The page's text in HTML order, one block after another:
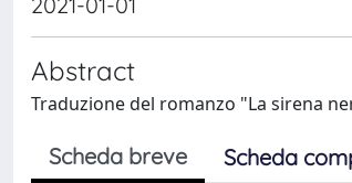
Abstract
Traduzione del romanzo "La sirena
Scheda breve Scheda